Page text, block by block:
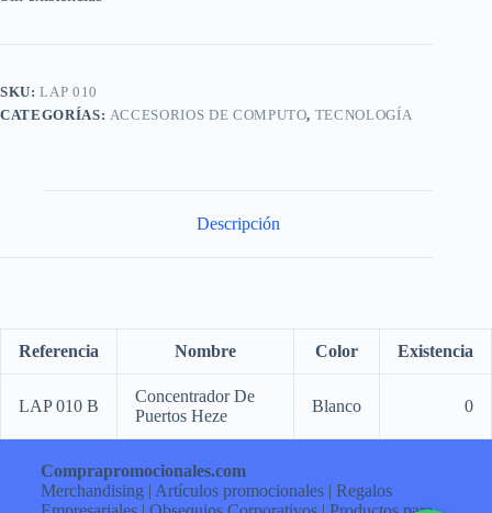
SKU:LAP 010
CATEGORÍAS: ACCESORIOS DE COMPUTO, TECNOLOGÍA
Descripción
Referencia Nombre Color Existencia
LAP 010 B
Concentrador De
Puertos Heze
Blanco 0
Comprapromocionales.com
Merchandising | Artículos promocionales | Regalos